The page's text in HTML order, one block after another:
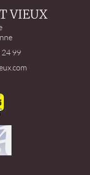
VIEUX
24 99